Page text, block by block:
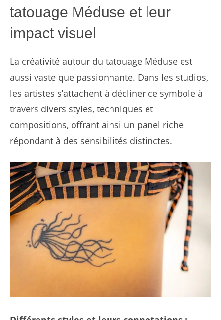
tatouage Méduse et leur
impact visuel
La créativité autour du tatouage Méduse est
aussi vaste que passionnante. Dans les studios,
les artistes s’attachent à décliner ce symbole à
travers divers styles, techniques et
compositions, offrant ainsi un panel riche
répondant à des sensibilités distinctes.